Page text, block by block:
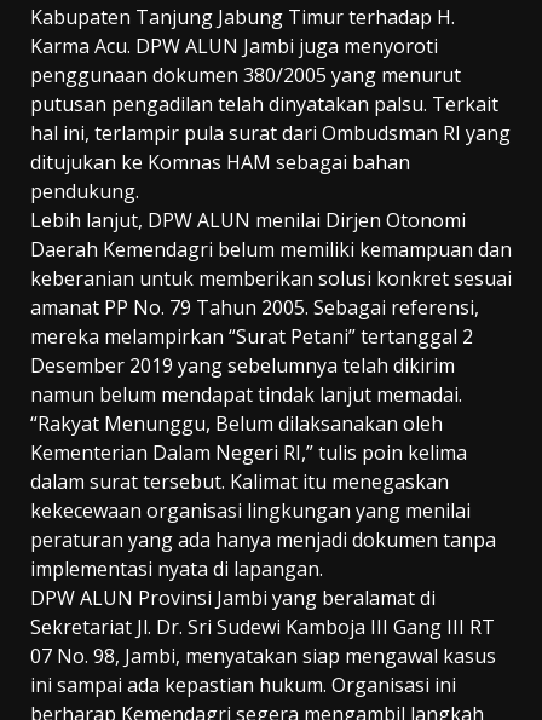
Kabupaten Tanjung Jabung Timur terhadap H.
Karma Acu. DPW ALUN Jambi juga menyoroti
penggunaan dokumen 380/2005 yang menurut
putusan pengadilan telah dinyatakan palsu. Terkait
hal ini, terlampir pula surat dari Ombudsman RI yang
ditujukan ke Komnas HAM sebagai bahan
pendukung.
Lebih lanjut, DPW ALUN menilai Dirjen Otonomi
Daerah Kemendagri belum memiliki kemampuan dan
keberanian untuk memberikan solusi konkret sesuai
amanat PP No. 79 Tahun 2005. Sebagai referensi,
mereka melampirkan “Surat Petani” tertanggal 2
Desember 2019 yang sebelumnya telah dikirim
namun belum mendapat tindak lanjut memadai.
“Rakyat Menunggu, Belum dilaksanakan oleh
Kementerian Dalam Negeri RI,” tulis poin kelima
dalam surat tersebut. Kalimat itu menegaskan
kekecewaan organisasi lingkungan yang menilai
peraturan yang ada hanya menjadi dokumen tanpa
implementasi nyata di lapangan.
DPW ALUN Provinsi Jambi yang beralamat di
Sekretariat Jl. Dr. Sri Sudewi Kamboja III Gang III RT
07 No. 98, Jambi, menyatakan siap mengawal kasus
ini sampai ada kepastian hukum. Organisasi ini
berharap Kemendagri segera mengambil langkah